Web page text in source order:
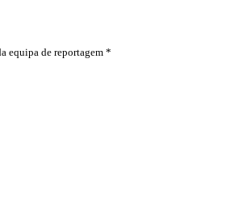
equipa de reportagem *